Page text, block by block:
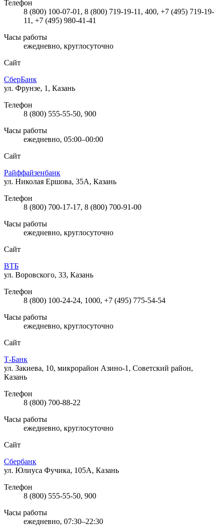
Телефон
8 (800) 100-07-01, 8 (800) 719-19-11, 400, +7 (495) 719-19-
11, +7 (495) 980-41-41
Часы работы
ежедневно, круглосуточно
Сайт
СберБанк
ул. Фрунзе, 1, Казань
Телефон
8 (800) 555-55-50, 900
Часы работы
ежедневно, 05:00–00:00
Сайт
Райффайзенбанк
ул. Николая Ершова, 35А, Казань
Телефон
8 (800) 700-17-17, 8 (800) 700-91-00
Часы работы
ежедневно, круглосуточно
Сайт
ВТБ
ул. Воровского, 33, Казань
Телефон
8 (800) 100-24-24, 1000, +7 (495) 775-54-54
Часы работы
ежедневно, круглосуточно
Сайт
Т-Банк
ул. Закиева, 10, микрорайон Азино-1, Советский район,
Казань
Телефон
8 (800) 700-88-22
Часы работы
ежедневно, круглосуточно
Сайт
Сбербанк
ул. Юлиуса Фучика, 105А, Казань
Телефон
8 (800) 555-55-50, 900
Часы работы
ежедневно, 07:30–22:30